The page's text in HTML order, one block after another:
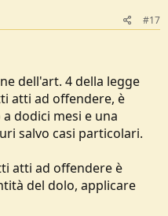
#17
dell'art. 4 della legge
atti ad offendere, è
dodici mesi e una
salvo casi particolari.
atti ad offendere è
del dolo, applicare